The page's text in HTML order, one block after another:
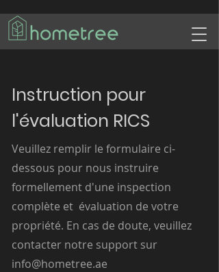
Instruction pour
l'évaluation RICS
Veuillez remplir le formulaire ci-
dessous pour nous instruire
formellement d'une inspection
complète et évaluation de votre
propriété. En cas de doute, veuillez
contacter notre support sur
info@hometree.ae